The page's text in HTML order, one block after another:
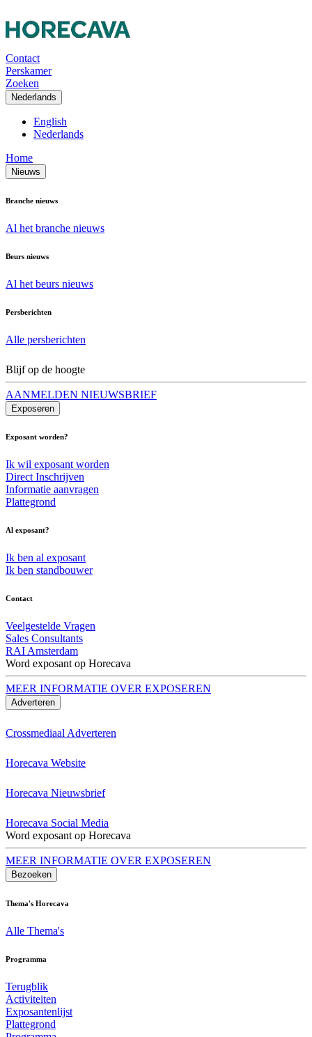
Contact
Perskamer
Zoeken
Nederlands
English
Nederlands
Home
Nieuws
Branche nieuws
Al het branche nieuws
Beurs nieuws
Al het beurs nieuws
Persberichten
Alle persberichten
Blijf op de hoogte
AANMELDEN NIEUWSBRIEF
Exposeren
Exposant worden?
Ik wil exposant worden
Direct Inschrijven
Informatie aanvragen
Plattegrond
Al exposant?
Ik ben al exposant
Ik ben standbouwer
Contact
Veelgestelde Vragen
Sales Consultants
RAI Amsterdam
Word exposant op Horecava
MEER INFORMATIE OVER EXPOSEREN
Adverteren
Crossmediaal Adverteren
Horecava Website
Horecava Nieuwsbrief
Horecava Social Media
Word exposant op Horecava
MEER INFORMATIE OVER EXPOSEREN
Bezoeken
Thema's Horecava
Alle Thema's
Programma
Terugblik
Activiteiten
Exposantenlijst
Plattegrond